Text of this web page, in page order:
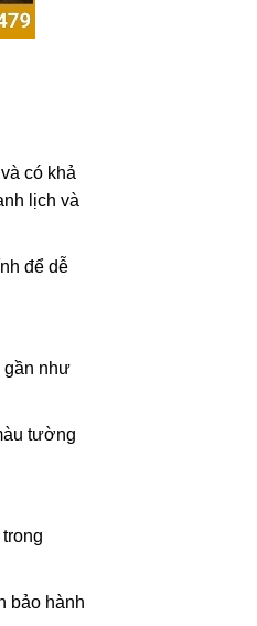
có khả
lịch và
để dễ
gần như
tường
bảo hành